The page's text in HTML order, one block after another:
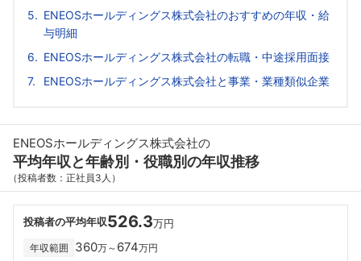
ENEOSホールディングス株式会社のおすすめの年収・給
与明細
ENEOSホールディングス株式会社の転職・中途採用面接
ENEOSホールディングス株式会社と事業・業種類似企業
ENEOSホールディングス株式会社の
平均年収と年齢別・役職別の年収推移
（投稿者数：正社員3人）
投稿者の平均年収526.3万円
年収範囲 360万～ 674万円